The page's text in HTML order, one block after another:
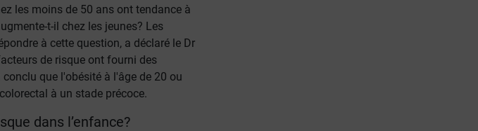
les moins de 50 ans ont tendance à
t-il chez les jeunes? Les
à cette question, a déclaré le Dr
de risque ont fourni des
que l'obésité à l'âge de 20 ou
à un stade précoce.
dans l’enfance?